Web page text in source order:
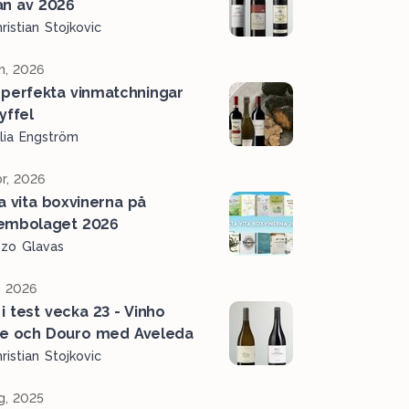
av 2026
Stojkovic
2026
vinmatchningar
Engström
2026
vita boxvinerna på
2026
Glavas
2026
test vecka 23 - Vinho
och Douro med Aveleda
Stojkovic
2025